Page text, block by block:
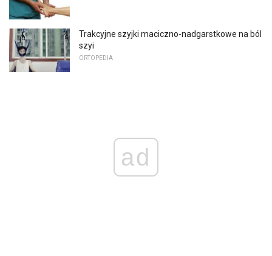
Trakcyjne szyjki maciczno-nadgarstkowe na ból
szyi
ORTOPEDIA
ad